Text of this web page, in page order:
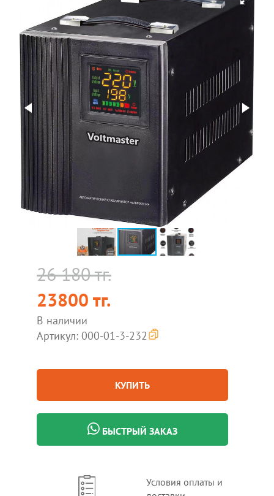
26 180 тг.
23800 тг.
В наличии
Артикул: 000-01-3-232
КУПИТЬ
БЫСТРЫЙ ЗАКАЗ
Условия оплаты и